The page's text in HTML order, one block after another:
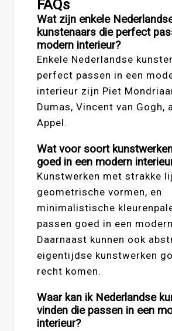
FAQs
Wat zijn enkele
kunstenaars die perfect
modern interieur?
Enkele Nederlandse
perfect passen in een
interieur zijn Piet
Dumas, Vincent van Gogh,
Appel.
Wat voor soort
goed in een modern
Kunstwerken met strakke
geometrische vormen, en
minimalistische
passen goed in een
Daarnaast kunnen ook
eigentijdse kunstwerken
recht komen.
Waar kan ik Nederlandse
vinden die passen in een
interieur?